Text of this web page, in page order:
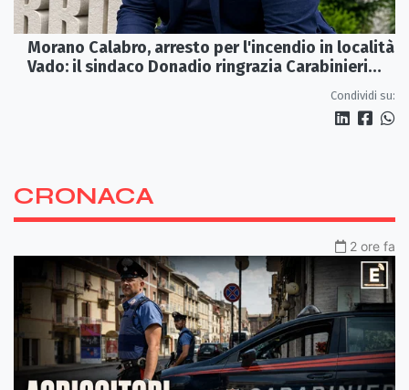
Morano Calabro, arresto per l'incendio in località
Vado: il sindaco Donadio ringrazia Carabinieri
Condividi su:
CRONACA
2 ore fa